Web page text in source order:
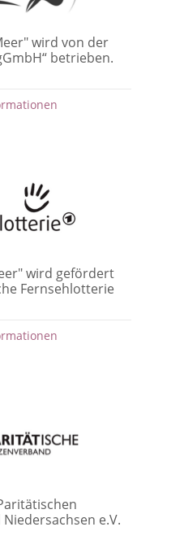
wird von der
betrieben.
wird gefördert
Fernsehlotterie
e.V.